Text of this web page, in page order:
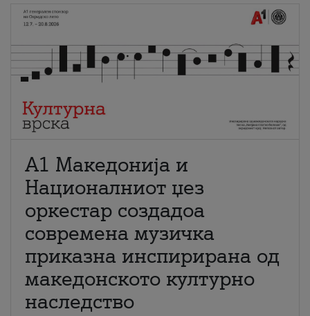
А1 Македонија и
Националниот џез
оркестар создадоа
современа музичка
приказна инспирирана од
македонското културно
наследство